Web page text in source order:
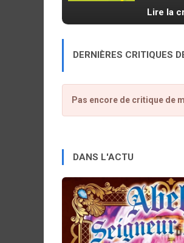
Lire la
DERNIÈRES CRITIQUES
Pas encore de critique de
DANS L'ACTU